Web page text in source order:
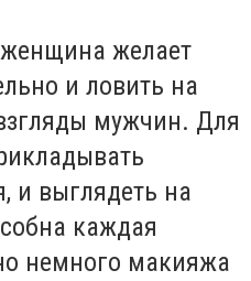
желает
и ловить на
мужчин. Для
и выглядеть на
каждая
немного макияжа